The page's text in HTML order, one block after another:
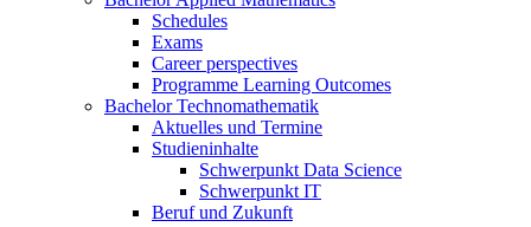
Schedules
Exams
Career perspectives
Programme Learning Outcomes
Bachelor Technomathematik
Aktuelles und Termine
Studieninhalte
Schwerpunkt Data Science
Schwerpunkt IT
Beruf und Zukunft